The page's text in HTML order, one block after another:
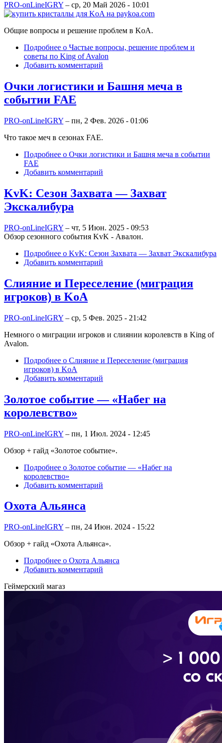
PRO-onLineIGRY – ср, 20 Май 2026 - 10:01
Общие вопросы и решение проблем в KoA.
Подробнее о Частые вопросы, решение проблем и
советы по King of Avalon
Добавить комментарий
Очки логистики и Башня меча в
событии FAE
PRO-onLineIGRY – пн, 2 Фев. 2026 - 01:06
Что такое меч в сезонах FAE.
Подробнее о Очки логистики и Башня меча в событии
FAE
Добавить комментарий
KvK: Сезон Захвата — Захват
Экскалибура
PRO-onLineIGRY – чт, 5 Июн. 2025 - 09:53
Обзор сезонного события KvK - Авалон.
Подробнее о KvK: Сезон Захвата — Захват Экскалибура
Добавить комментарий
Слияние и Переселение (миграция
игроков) в KoA
PRO-onLineIGRY – ср, 5 Фев. 2025 - 21:42
Немного о миграции игроков и слиянии королевств в King of
Avalon.
Подробнее о Слияние и Переселение (миграция
игроков) в KoA
Добавить комментарий
Золотое событие — «Набег на
королевство»
PRO-onLineIGRY – пн, 1 Июл. 2024 - 12:45
Обзор + гайд «Золотое событие».
Подробнее о Золотое событие — «Набег на
королевство»
Добавить комментарий
Охота Альянса
PRO-onLineIGRY – пн, 24 Июн. 2024 - 15:22
Обзор + гайд «Охота Альянса».
Подробнее о Охота Альянса
Добавить комментарий
Геймерский магаз